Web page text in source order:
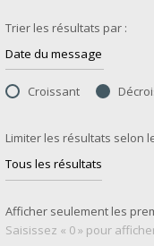
Trier les résultats par :
Croissant
Limiter les résultats selon
Afficher seulement les
Saisissez « 0 » pour